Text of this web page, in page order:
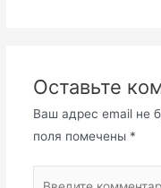
Оставьте
Ваш адрес email не
поля помечены *